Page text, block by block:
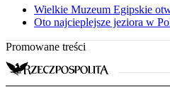
Wielkie Muzeum Egipskie
Oto najcieplejsze jeziora w
Promowane treści